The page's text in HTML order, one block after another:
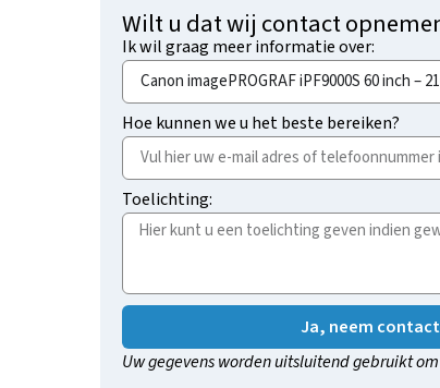
Wilt u dat wij contact
Ik wil graag meer informatie over:
Hoe kunnen we u het beste bereiken?
Toelichting:
Ja, neem
Uw gegevens worden uitsluitend gebruikt